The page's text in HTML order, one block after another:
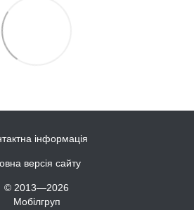
інформація
версія сайту
© 2013—2026
Мобілгруп